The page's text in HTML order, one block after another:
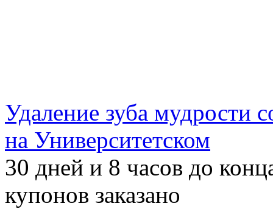
Удаление зуба мудрости
на Университетском
30 дней и 8 часов до
купонов заказано